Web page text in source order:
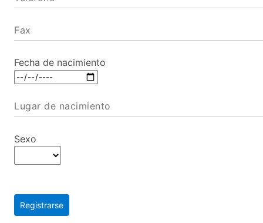
Fax
Fecha de nacimiento
Lugar de nacimiento
Sexo
Registrarse